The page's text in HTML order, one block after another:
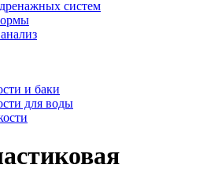
систем
и баки
для воды